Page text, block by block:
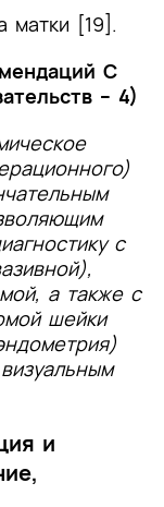
матки [19].
С
– 4)
с
а также с
шейки
и